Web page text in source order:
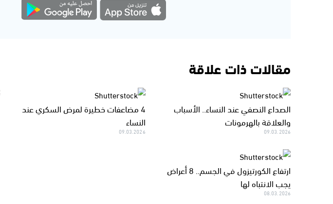
مقالات ذات علاقة
الصداع النصفي عند النساء.. الأسباب
والعلاقة بالهرمونات
09.03.2026
4 مضاعفات خطيرة لمرض السكري عند
النساء
09.03.2026
ارتفاع الكورتيزول في الجسم.. 8 أعراض
يجب الانتباه لها
08.03.2026